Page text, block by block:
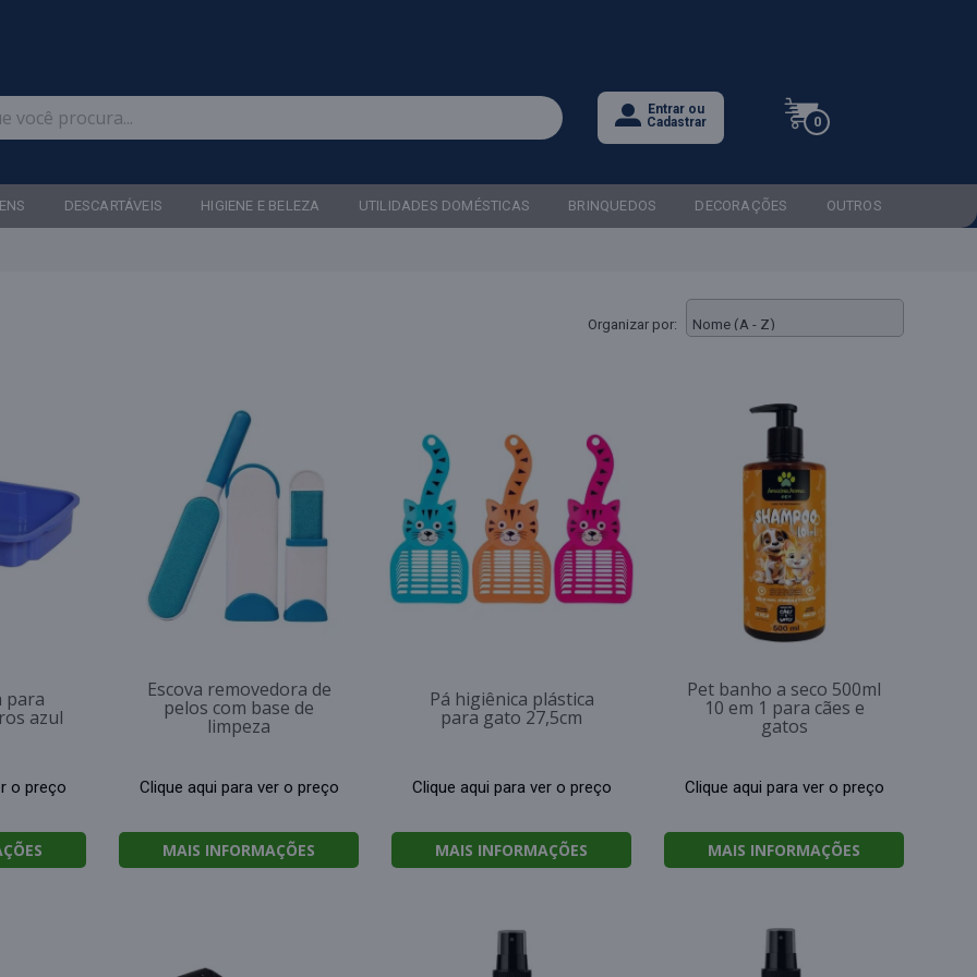
Entrar ou
Cadastrar
0
DESCARTÁVEIS HIGIENE E BELEZA UTILIDADES DOMÉSTICAS BRINQUEDOS DECORAÇÕES OUTROS
Organizar por:
para
azul
o preço
Escova removedora de
pelos com base de
limpeza
Clique aqui para ver o preço
MAIS INFORMAÇÕES
Pá higiênica plástica
para gato 27,5cm
Clique aqui para ver o preço
MAIS INFORMAÇÕES
Pet banho a seco 500ml
10 em 1 para cães e
gatos
Clique aqui para ver o preço
MAIS INFORMAÇÕES